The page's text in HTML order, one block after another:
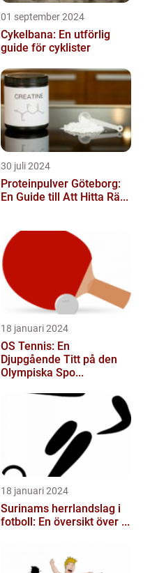
01 september 2024
Cykelbana: En utförlig
guide för cyklister
30 juli 2024
Proteinpulver Göteborg:
En Guide till Att Hitta Rä...
18 januari 2024
OS Tennis: En
Djupgående Titt på den
Olympiska Spo...
18 januari 2024
Surinams herrlandslag i
fotboll: En översikt över ...